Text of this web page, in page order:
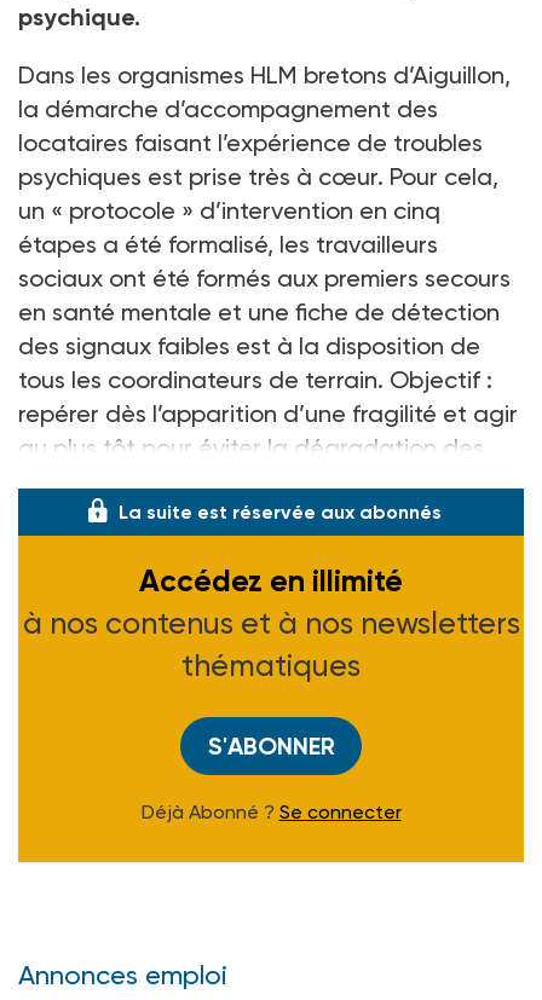
psychique.
Dans les organismes HLM bretons d’Aiguillon,
la démarche d’accompagnement des
locataires faisant l’expérience de troubles
psychiques est prise très à cœur. Pour cela,
un « protocole » d’intervention en cinq
étapes a été formalisé, les travailleurs
sociaux ont été formés aux premiers secours
en santé mentale et une fiche de détection
des signaux faibles est à la disposition de
tous les coordinateurs de terrain. Objectif :
repérer dès l’apparition d’une fragilité et agir
au plus tôt pour éviter la dégradation des
La suite est réservée aux abonnés
Accédez en illimité
à nos contenus et à nos newsletters
thématiques
S'ABONNER
Déjà Abonné ? Se connecter
Annonces emploi